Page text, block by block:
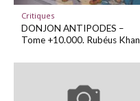
Critiques
DONJON ANTIPODES –
Tome +10.000. Rubéus Khan